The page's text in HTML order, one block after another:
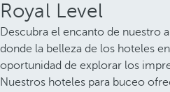
Royal Level
Descubra el encanto de nuestro
donde la belleza de los hoteles
oportunidad de explorar los
Nuestros hoteles para buceo